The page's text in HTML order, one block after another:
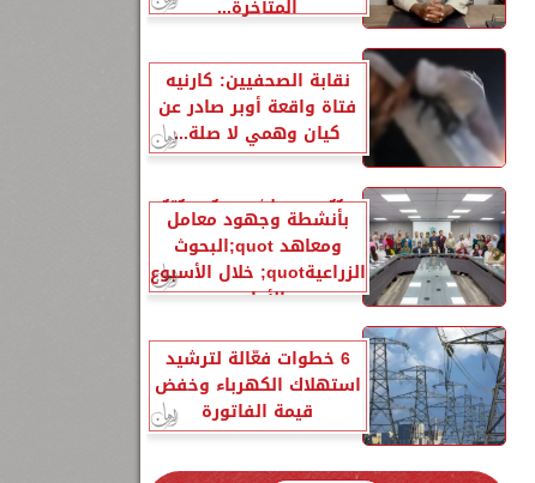
المتأخرة...
نقابة الصحفيين: كارنيه
فتاة واقعة أوبر صادر عن
كيان وهمي لا صلة...
الزراعةquot; تنشر تقريرًا
بأنشطة وجهود معامل
ومعاهد quot;البحوث
الزراعيةquot; خلال الأسبوع
الأول...
6 خطوات فعّالة لترشيد
استهلاك الكهرباء وخفض
قيمة الفاتورة